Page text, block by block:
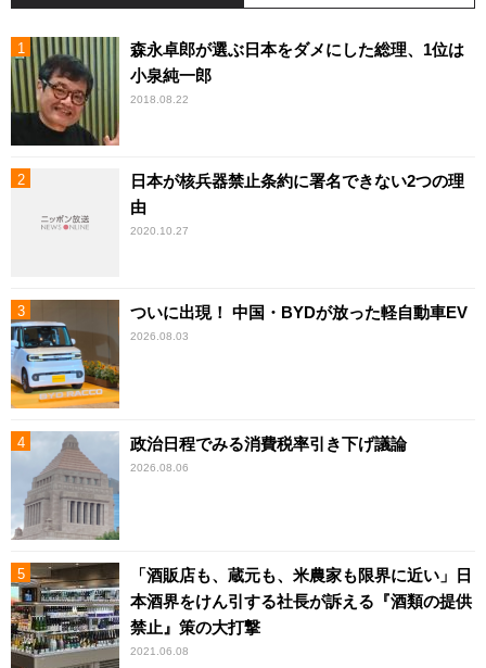
森永卓郎が選ぶ日本をダメにした総理、1位は
小泉純一郎
2018.08.22
日本が核兵器禁止条約に署名できない2つの理
由
2020.10.27
ついに出現！ 中国・BYDが放った軽自動車EV
2026.08.03
政治日程でみる消費税率引き下げ議論
2026.08.06
「酒販店も、蔵元も、米農家も限界に近い」日
本酒界をけん引する社長が訴える『酒類の提供
禁止』策の大打撃
2021.06.08